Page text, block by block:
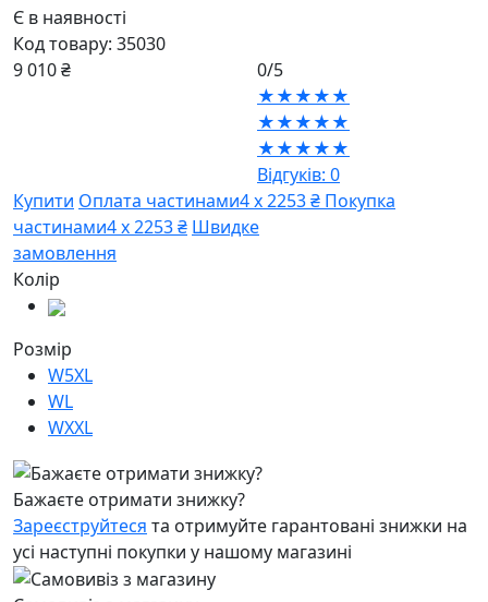
Є в наявності
Код товару: 35030
9 010 ₴
0/5
★★★★★
★★★★★
★★★★★
Відгуків: 0
Купити Оплата частинами4 х 2253 ₴ Покупка
частинами4 х 2253 ₴ Швидке
замовлення
Колір
Розмір
W5XL
WL
WXXL
Бажаєте отримати знижку?
Зареєструйтеся та отримуйте гарантовані знижки на
усі наступні покупки у нашому магазині